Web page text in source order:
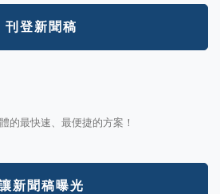
刊登新聞稿
的最快速、最便捷的方案！
新聞稿曝光